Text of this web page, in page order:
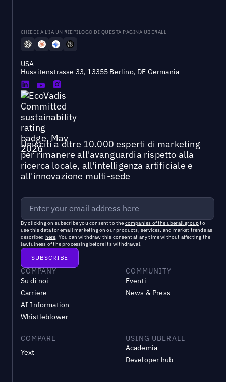
CHIEDI A L'IA UN RIEPILOGO DI QUESTA PAGINA UBERALL
USA
Hussitenstrasse 33, 13355 Berlino, DE Germania
Unisciti a oltre 10.000 esperti di marketing
per rimanere all'avanguardia rispetto alla
ricerca locale, all'intelligenza artificiale e
all'innovazione multi-sede
By clicking on subscribe you consent to the companies of the uberall groupto
use this data for email marketing on our products, services, and market trends as
described here. You can withdraw this consent at any time without affecting the
lawfulness of the processing before its withdrawal.
COMPANY
Su di noi
Carriere
AI Information
Whistleblower
COMMUNITY
Eventi
News & Press
COMPARE
Yext
USING UBERALL
Academia
Developer hub